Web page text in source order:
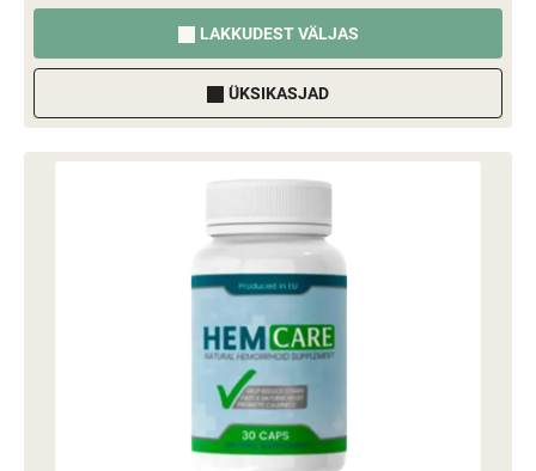
LAKKUDEST VÄLJAS
ÜKSIKASJAD